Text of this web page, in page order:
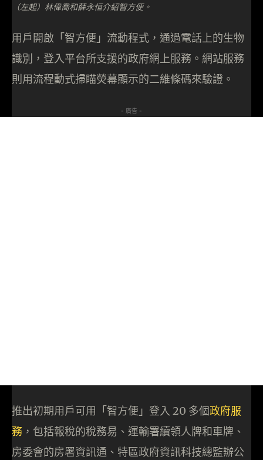
（左起）林偉喬和薛永恒介紹智方便。
用戶開啟「智方便」流動程式，通過電話上的生物
識別，登入平台所支援的政府網上服務。網站服務
則用流程動式掃瞄熒幕顯示的二維條碼來驗證。
- 廣告 -
推出初期用戶可用「智方便」登入 20 多個政府服
務 ，包括報稅的稅務易、運輸署續領人牌和車牌、
房委會的房署資訊通、特區政府資訊科技總監辦公